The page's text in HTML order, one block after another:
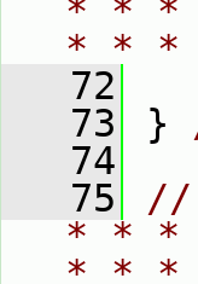
* * *
* *
   72
   73
}
   74
   75
//
* * *
* *